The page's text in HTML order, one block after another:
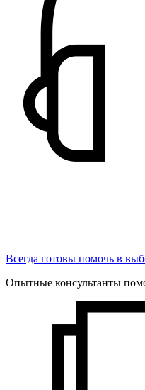
Всегда готовы помочь в
Опытные консультанты